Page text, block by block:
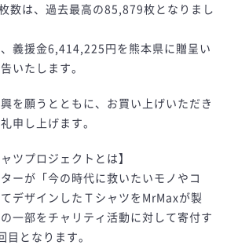
数は、過去最高の85,879枚となりまし
義援金6,414,225円を熊本県に贈呈い
いたします。
を願うとともに、お買い上げいただき
申し上げます。
ツプロジェクトとは】
ーが「今の時代に救いたいモノやコ
デザインしたＴシャツをMrMaxが製
一部をチャリティ活動に対して寄付す
となります。